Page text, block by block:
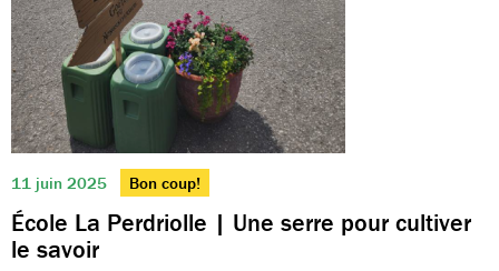
11 juin 2025 Bon coup!
École La Perdriolle | Une serre pour cultiver
le savoir